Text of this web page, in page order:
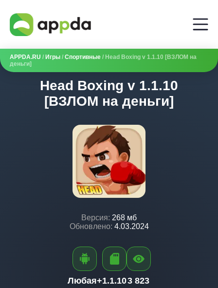
APPDA.RU / Игры / Спортивные / Head Boxing v 1.1.10 [ВЗЛОМ на
деньги]
Head Boxing v 1.1.10
[ВЗЛОМ на деньги]
Версия: 268 мб
Обновлено: 4.03.2024
Любая+1.1.103 823